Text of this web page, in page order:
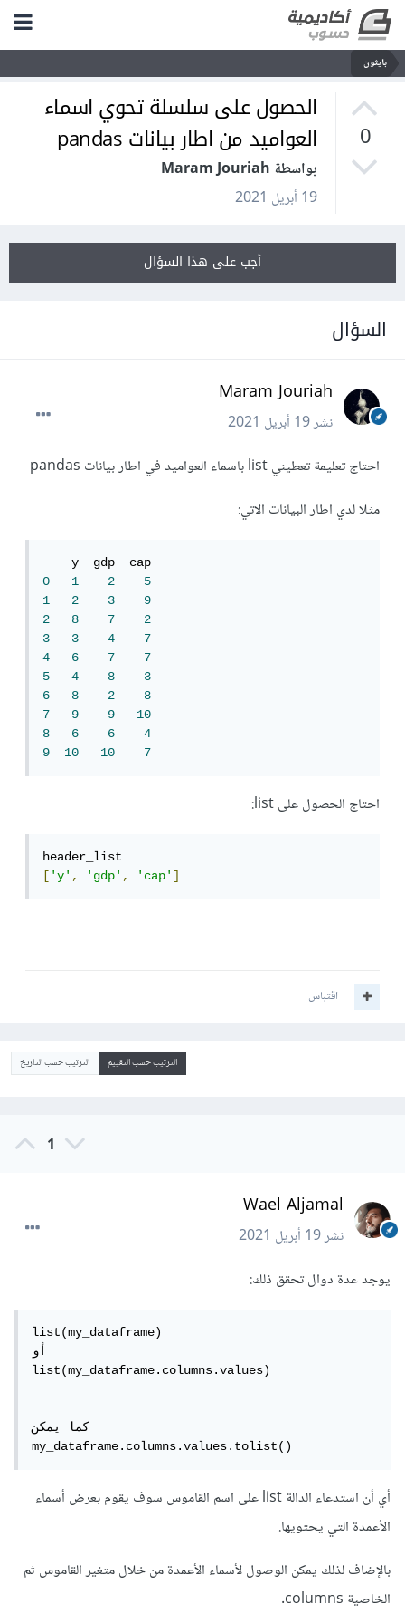
بايثون
0
الحصول على سلسلة تحوي اسماء
العواميد من اطار بيانات pandas
بواسطة Maram Jouriah
19 أبريل 2021
أجب على هذا السؤال
السؤال
Maram Jouriah
نشر19 أبريل 2021
احتاج تعليمة تعطيني list باسماء العواميد في اطار بيانات pandas
مثلا لدي اطار البيانات الاتي:
0
1 2
5
1
2 3
9
2
8 7
2
3
3 4
7
4
6 7
7
5
4 8
3
6
8 2
8
7
9 9
10
8
6 6
4
9
10 10 7
احتاج الحصول على list:
['y', 'gdp', 'cap']
اقتباس
الترتيب حسب التقييم الترتيب حسب التاريخ
1
Wael Aljamal
نشر19 أبريل 2021
يوجد عدة دوال تحقق ذلك:
list(my_dataframe)
أو
list(my_dataframe.columns.values)
كما يمكن
أي أن استدعاء الدالة list على اسم القاموس سوف يقوم بعرض أسماء
الأعمدة التي يحتويها.
بالإضاف لذلك يمكن الوصول لأسماء الأعمدة من خلال متغير القاموس ثم
الخاصية columns.